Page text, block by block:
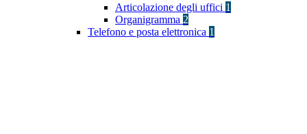
Articolazione degli uffici 1
Organigramma 2
Telefono e posta elettronica 1